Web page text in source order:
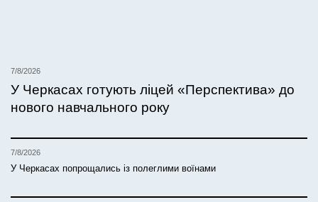
7/8/2026
У Черкасах готують ліцей «Перспектива» до
нового навчального року
7/8/2026
У Черкасах попрощались із полеглими воїнами